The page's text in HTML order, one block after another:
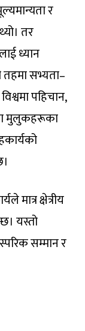
र
तर
ध्यान
तहमा सभ्यता–
पहिचान,
मुलुकहरूका
मात्र क्षेत्रीय
यस्तो
सम्मान र